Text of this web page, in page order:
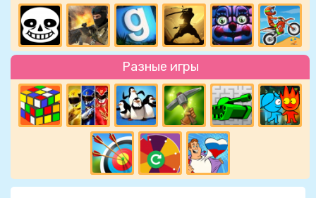
Разные игры